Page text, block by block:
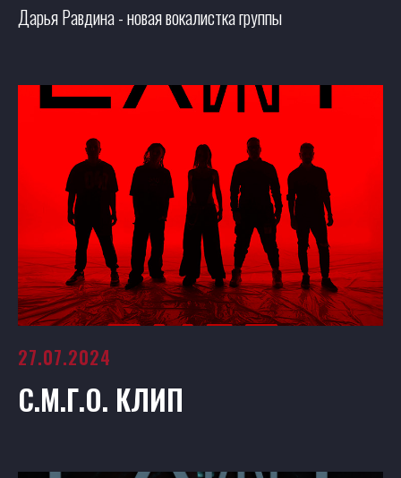
Дарья Равдина - новая вокалистка группы
27.07.2024
С.М.Г.О. КЛИП